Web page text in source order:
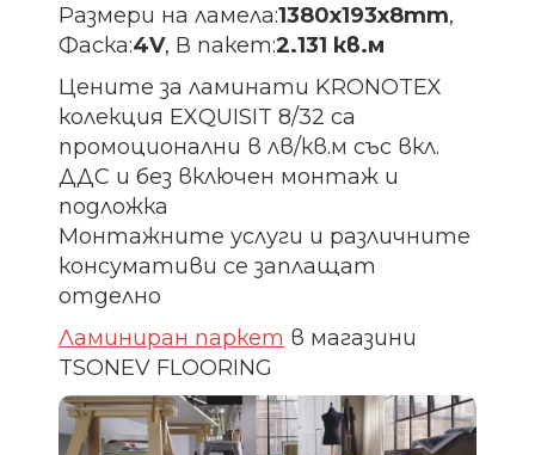
Размери на ламела:1380х193х8mm,
Фаска:4V, В пакет:2.131 кв.м
Цените за ламинати KRONOTEX
колекция EXQUISIT 8/32 са
промоционални в лв/кв.м със вкл.
ДДС и без включен монтаж и
подложка
Монтажните услуги и различните
консумативи се заплащат
отделно
Ламиниран паркет в магазини
TSONEV FLOORING